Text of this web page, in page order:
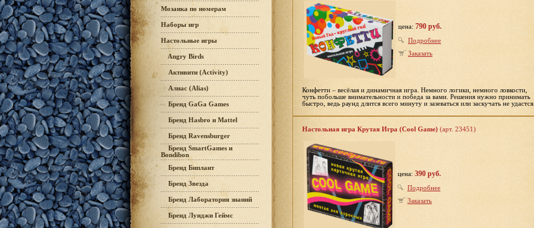
Мозаика по номерам
Наборы игр
Настольные игры
Angry Birds
Активити (Activity)
Алиас (Alias)
Бренд GaGa Games
Бренд Hasbro и Mattel
Бренд Ravensburger
Бренд SmartGames и
Bondibon
Бренд Биплант
Бренд Звезда
Бренд Лаборатория знаний
Бренд Луиджи Геймс
цена: 790 руб.
Подробнее
Заказать
Конфетти – весёлая и динамичная игра. Немного логики, немного ловкости,
чуть побольше внимательности и победа за вами. Решения нужно принимать
быстро, ведь раунд длится всего минуту и зазеваться или заскучать не удастся.
Настольная игра Крутая Игра (Cool Game) (арт. 23451)
цена: 390 руб.
Подробнее
Заказать